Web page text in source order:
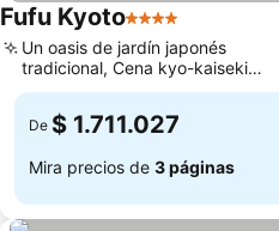
Fufu Kyoto4 Estrellas
Un oasis de jardín japonés
tradicional, Cena kyo-kaiseki
refinada
De $ 1.711.027
Mira precios de 3 páginas